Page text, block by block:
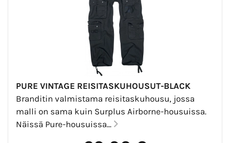
PURE VINTAGE REISITASKUHOUSUT-BLACK
Branditin valmistama reisitaskuhousu, jossa
malli on sama kuin Surplus Airborne-housuissa.
Näissä Pure-housuissa...